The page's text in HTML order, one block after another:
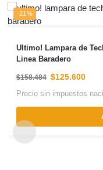
-21%
Ultimo! Lampara de
Linea Baradero
$158.484 $125.600
Precio sin impuestos